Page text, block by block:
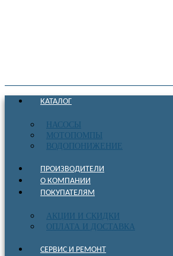
КАТАЛОГ
НАСОСЫ
МОТОПОМПЫ
ВОДОПОНИЖЕНИЕ
ПРОИЗВОДИТЕЛИ
О КОМПАНИИ
ПОКУПАТЕЛЯМ
АКЦИИ И СКИДКИ
ОПЛАТА И ДОСТАВКА
СЕРВИС И РЕМОНТ